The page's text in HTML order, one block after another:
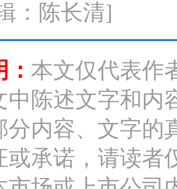
：陈长清]
本文仅代表作
中陈述文字和内
分内容、文字的
或承诺，请读者